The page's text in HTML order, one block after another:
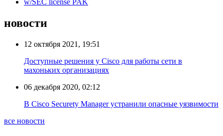
новости
12 октября 2021, 19:51
Доступные решения у Cisco для работы сети в
махоньких организациях
06 декабря 2020, 02:12
В Cisco Securety Manager устранили опасные уязвимости
все новости